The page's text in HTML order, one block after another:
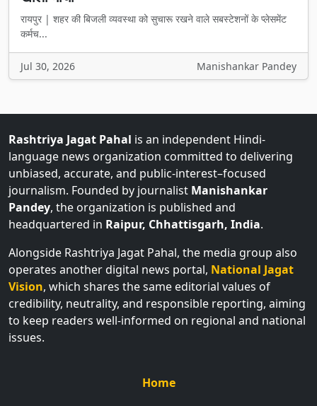
रायपुर | शहर की बिजली व्यवस्था को सुचारू रखने वाले सबस्टेशनों के प्लेसमेंट
कर्मच...
Jul 30, 2026 Manishankar Pandey
Rashtriya Jagat Pahal is an independent Hindi-
language news organization committed to delivering
unbiased, accurate, and public-interest–focused
journalism. Founded by journalist Manishankar
Pandey, the organization is published and
headquartered in Raipur, Chhattisgarh, India.
Alongside Rashtriya Jagat Pahal, the media group also
operates another digital news portal, National Jagat
Vision, which shares the same editorial values of
credibility, neutrality, and responsible reporting, aiming
to keep readers well-informed on regional and national
issues.
Home